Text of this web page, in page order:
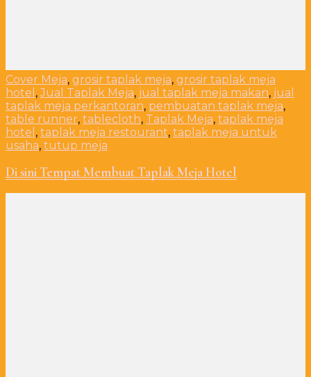
Cover Meja, grosir taplak meja, grosir taplak meja
hotel ,Jual Taplak Meja, jual taplak meja makan, jual
taplak meja perkantoran, pembuatan taplak meja,
table runner, tablecloth, Taplak Meja, taplak meja
hotel , taplak meja restourant, taplak meja untuk
usaha, tutup meja
Di sini Tempat Membuat Taplak Meja Hotel